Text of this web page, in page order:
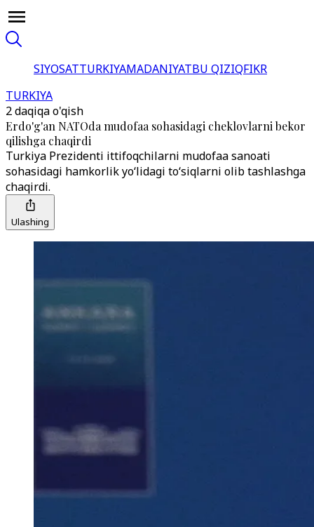
SIYOSATTURKIYAMADANIYATBU QIZIQFIKR
TURKIYA
2 daqiqa o'qish
Erdo'g'an NATOda mudofaa sohasidagi cheklovlarni bekor
qilishga chaqirdi
Turkiya Prezidenti ittifoqchilarni mudofaa sanoati
sohasidagi hamkorlik yo‘lidagi to‘siqlarni olib tashlashga
chaqirdi.
Ulashing